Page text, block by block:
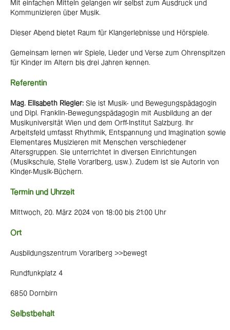
Mit einfachen Mitteln gelangen wir selbst zum Ausdruck und
Kommunizieren über Musik.
Dieser Abend bietet Raum für Klangerlebnisse und Hörspiele.
Gemeinsam lernen wir Spiele, Lieder und Verse zum Ohrenspitzen
für Kinder im Altern bis drei Jahren kennen.
Referentin
Mag. Elisabeth Riegler: Sie ist Musik- und Bewegungspädagogin
und Dipl. Franklin-Bewegungspädagogin mit Ausbildung an der
Musikuniversität Wien und dem Orff-Institut Salzburg. Ihr
Arbeitsfeld umfasst Rhythmik, Entspannung und Imagination sowie
Elementares Musizieren mit Menschen verschiedener
Altersgruppen. Sie unterrichtet in diversen Einrichtungen
(Musikschule, Stelle Vorarlberg, usw.). Zudem ist sie Autorin von
Kinder-Musik-Büchern.
Termin und Uhrzeit
Mittwoch, 20. März 2024 von 18:00 bis 21:00 Uhr
Ort
Ausbildungszentrum Vorarlberg >>bewegt
Rundfunkplatz 4
6850 Dornbirn
Selbstbehalt